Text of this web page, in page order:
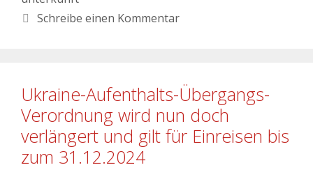
Schreibe einen Kommentar
Ukraine-Aufenthalts-Übergangs-
Verordnung wird nun doch
verlängert und gilt für Einreisen bis
zum 31.12.2024